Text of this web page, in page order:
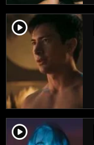
player2
player2